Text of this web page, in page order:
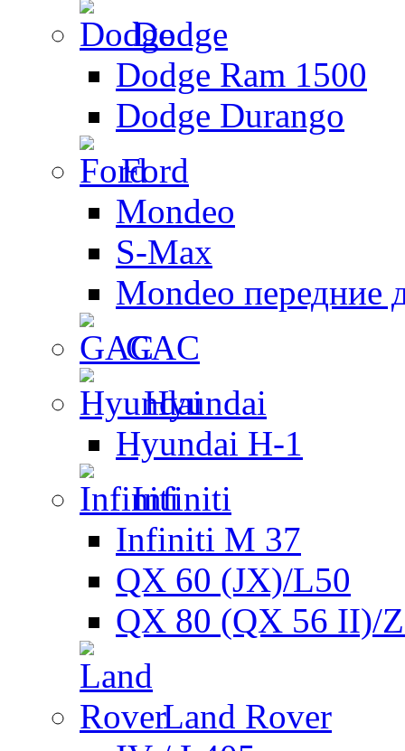
Dodge
Dodge Ram 1500
Dodge Durango
Ford
Mondeo
S-Max
Mondeo передние
GAC
Hyundai
Hyundai H-1
Infiniti
Infiniti M 37
QX 60 (JX)/L50
QX 80 (QX 56 II)/
Land Rover